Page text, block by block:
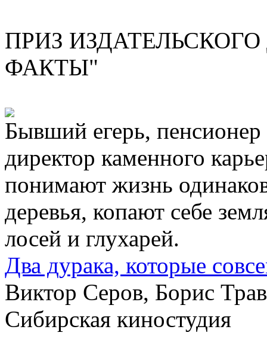
ПРИЗ
ФАКТЫ"
Бывший егерь,
директор каменного
понимают жизнь
деревья, копают себе
лосей и глухарей.
Два дурака, которые
Виктор Серов, Борис
Сибирская киностудия